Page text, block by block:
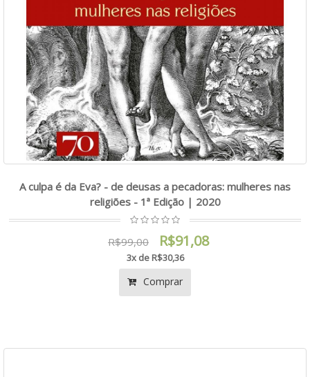
A culpa é da Eva? - de deusas a pecadoras: mulheres nas
religiões - 1ª Edição | 2020
R$99,00 R$91,08
3x de R$30,36
Comprar